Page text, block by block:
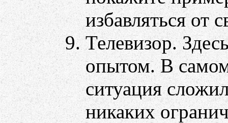
избавляться от
Телевизор.
опытом. В
ситуация
никаких